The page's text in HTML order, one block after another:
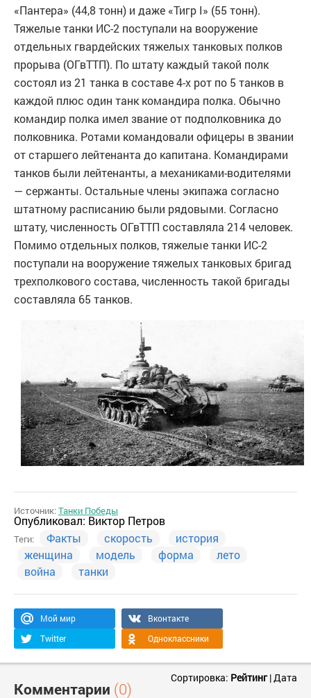
«Пантера» (44,8 тонн) и даже «Тигр I» (55 тонн).
Тяжелые танки ИС-2 поступали на вооружение
отдельных гвардейских тяжелых танковых полков
прорыва (ОГвТТП). По штату каждый такой полк
состоял из 21 танка в составе 4-х рот по 5 танков в
каждой плюс один танк командира полка. Обычно
командир полка имел звание от подполковника до
полковника. Ротами командовали офицеры в звании
от старшего лейтенанта до капитана. Командирами
танков были лейтенанты, а механиками-водителями
— сержанты. Остальные члены экипажа согласно
штатному расписанию были рядовыми. Согласно
штату, численность ОГвТТП составляла 214 человек.
Помимо отдельных полков, тяжелые танки ИС-2
поступали на вооружение тяжелых танковых бригад
трехполкового состава, численность такой бригады
составляла 65 танков.
Источник:Танки Победы
Опубликовал:Виктор Петров
Теги: Факты скорость
история
женщина
модель форма
лето
война
танки
Мой мир
Вконтакте
Twitter
Одноклассники
Комментарии (0)
Сортировка: Рейтинг|Дата